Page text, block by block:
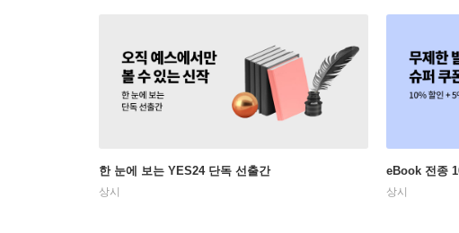
한 눈에 보는 YES24 단독 선출간
상시
eBook 전종
상시